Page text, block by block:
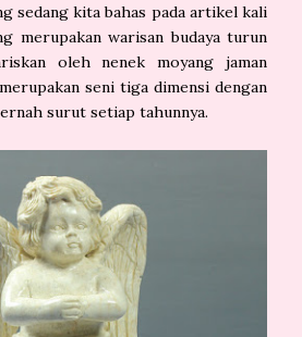
sedang kita bahas pada artikel kali
merupakan warisan budaya turun
oleh nenek moyang jaman
seni tiga dimensi dengan
surut setiap tahunnya.